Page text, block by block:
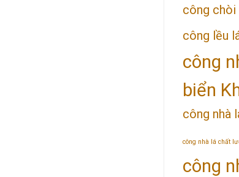
công chòi
công lều
công
biển
công nhà
công nhà lá chất
công